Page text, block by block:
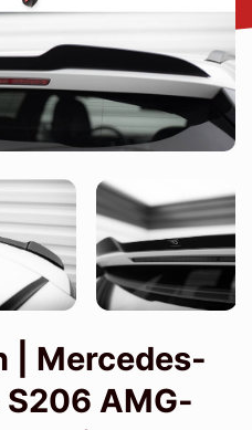
| Mercedes-
AMG-